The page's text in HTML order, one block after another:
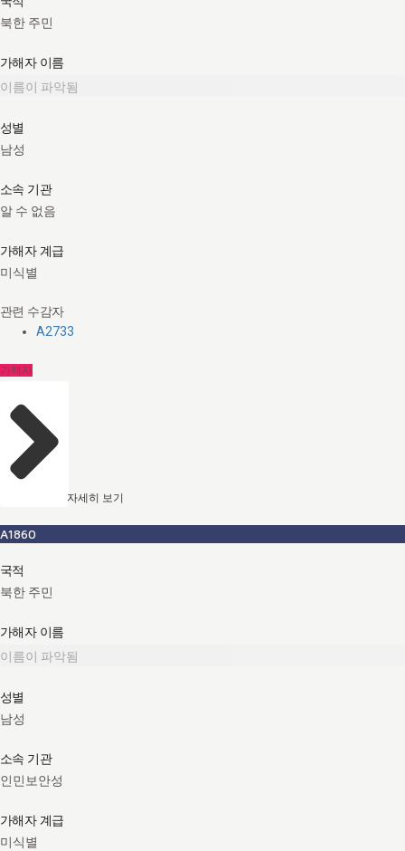
북한 주민
가해자 이름
이름이 파악됨
성별
남성
소속 기관
알 수 없음
가해자 계급
미식별
관련 수감자
A2733
가해자
자세히 보기
A1860
국적
북한 주민
가해자 이름
이름이 파악됨
성별
남성
소속 기관
인민보안성
가해자 계급
미식별